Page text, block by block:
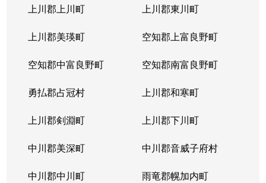
上川郡上川町 上川郡東川町
上川郡美瑛町 空知郡上富良野町
空知郡中富良野町 空知郡南富良野町
勇払郡占冠村 上川郡和寒町
上川郡剣淵町 上川郡下川町
中川郡美深町 中川郡音威子府村
中川郡中川町 雨竜郡幌加内町